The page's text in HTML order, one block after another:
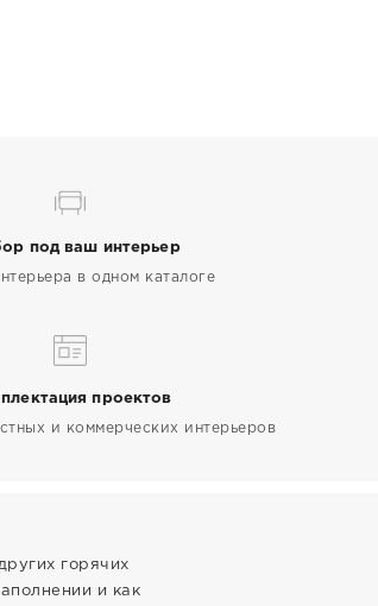
под ваш интерьер
в одном каталоге
проектов
и коммерческих интерьеров
горячих
и как